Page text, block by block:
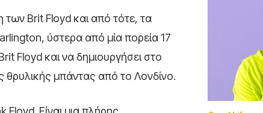
των Brit Floyd και από τότε, τα
ύστερα από μία πορεία 17
Floyd και να δημιουργήσει στο
θρυλικής μπάντας από το Λονδίνο.